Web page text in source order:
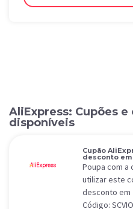
AliExpress: Cupões
disponíveis
Cupão
desconto em
Poupa com a
utilizar este
desconto em
Código: